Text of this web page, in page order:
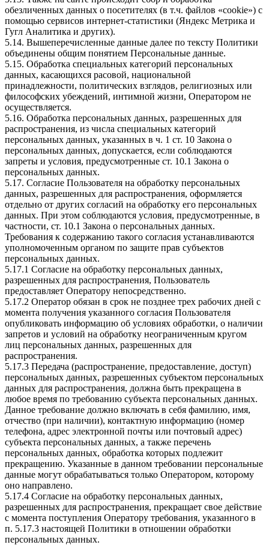
обезличенных данных о посетителях (в т.ч. файлов «cookie») с
помощью сервисов интернет-статистики (Яндекс Метрика и
Гугл Аналитика и других).
5.14. Вышеперечисленные данные далее по тексту Политики
объединены общим понятием Персональные данные.
5.15. Обработка специальных категорий персональных
данных, касающихся расовой, национальной
принадлежности, политических взглядов, религиозных или
философских убеждений, интимной жизни, Оператором не
осуществляется.
5.16. Обработка персональных данных, разрешенных для
распространения, из числа специальных категорий
персональных данных, указанных в ч. 1 ст. 10 Закона о
персональных данных, допускается, если соблюдаются
запреты и условия, предусмотренные ст. 10.1 Закона о
персональных данных.
5.17. Согласие Пользователя на обработку персональных
данных, разрешенных для распространения, оформляется
отдельно от других согласий на обработку его персональных
данных. При этом соблюдаются условия, предусмотренные, в
частности, ст. 10.1 Закона о персональных данных.
Требования к содержанию такого согласия устанавливаются
уполномоченным органом по защите прав субъектов
персональных данных.
5.17.1 Согласие на обработку персональных данных,
разрешенных для распространения, Пользователь
предоставляет Оператору непосредственно.
5.17.2 Оператор обязан в срок не позднее трех рабочих дней с
момента получения указанного согласия Пользователя
опубликовать информацию об условиях обработки, о наличии
запретов и условий на обработку неограниченным кругом
лиц персональных данных, разрешенных для
распространения.
5.17.3 Передача (распространение, предоставление, доступ)
персональных данных, разрешенных субъектом персональных
данных для распространения, должна быть прекращена в
любое время по требованию субъекта персональных данных.
Данное требование должно включать в себя фамилию, имя,
отчество (при наличии), контактную информацию (номер
телефона, адрес электронной почты или почтовый адрес)
субъекта персональных данных, а также перечень
персональных данных, обработка которых подлежит
прекращению. Указанные в данном требовании персональные
данные могут обрабатываться только Оператором, которому
оно направлено.
5.17.4 Согласие на обработку персональных данных,
разрешенных для распространения, прекращает свое действие
с момента поступления Оператору требования, указанного в
п. 5.17.3 настоящей Политики в отношении обработки
персональных данных.